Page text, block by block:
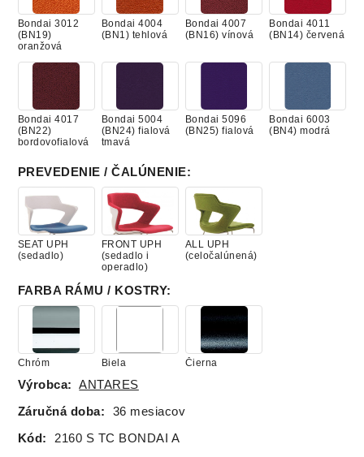
Bondai 3012
(BN19)
oranžová
Bondai 4004
(BN1) tehlová
Bondai 4007
(BN16) vínová
Bondai 4011
(BN14) červená
Bondai 4017
(BN22)
bordovofialová
Bondai 5004
(BN24) fialová
tmavá
Bondai 5096
(BN25) fialová
Bondai 6003
(BN4) modrá
Bondai 6006
(BN12) modrá
Bondai 6015
(BN23) modrá
Bondai 6016
(BN3) modrá
stredná
Bondai 6098
temná
Bondai 7008
Bondai 7021
Bondai 7048
hrášková
Bondai 8010
Bondai 8033
PREVEDENIE / ČALÚNENIE:
SEAT UPH
(sedadlo)
FRONT UPH
(sedadlo i
operadlo)
ALL UPH
(celočalúnená)
FARBA RÁMU / KOSTRY:
Chróm Biela Čierna
Výrobca: ANTARES
Záručná doba: 36 mesiacov
Kód: 2160 S TC BONDAI A